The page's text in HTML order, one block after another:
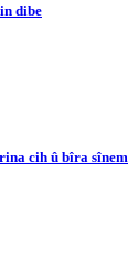
dibe
cih û bîra